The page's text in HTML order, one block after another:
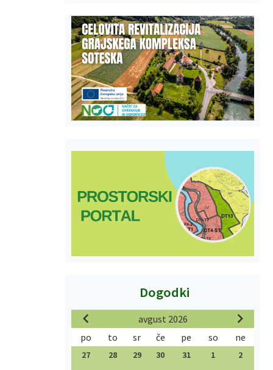
Dogodki
avgust 2026
po
to sr če pe so ne
27 28 29 30 31 1
2